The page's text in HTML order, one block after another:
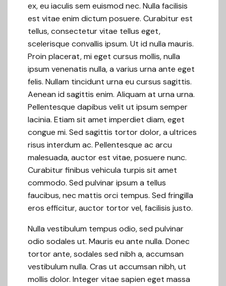
ex, eu iaculis sem euismod nec. Nulla facilisis
est vitae enim dictum posuere. Curabitur est
tellus, consectetur vitae tellus eget,
scelerisque convallis ipsum. Ut id nulla mauris.
Proin placerat, mi eget cursus mollis, nulla
ipsum venenatis nulla, a varius urna ante eget
felis. Nullam tincidunt urna eu cursus sagittis.
Aenean id sagittis enim. Aliquam at urna urna.
Pellentesque dapibus velit ut ipsum semper
lacinia. Etiam sit amet imperdiet diam, eget
congue mi. Sed sagittis tortor dolor, a ultrices
risus interdum ac. Pellentesque ac arcu
malesuada, auctor est vitae, posuere nunc.
Curabitur finibus vehicula turpis sit amet
commodo. Sed pulvinar ipsum a tellus
faucibus, nec mattis orci tempus. Sed fringilla
eros efficitur, auctor tortor vel, facilisis justo.
Nulla vestibulum tempus odio, sed pulvinar
odio sodales ut. Mauris eu ante nulla. Donec
tortor ante, sodales sed nibh a, accumsan
vestibulum nulla. Cras ut accumsan nibh, ut
mollis dolor. Integer vitae sapien eget massa